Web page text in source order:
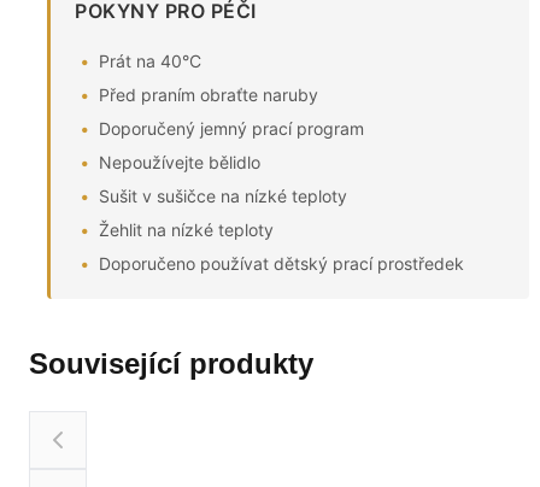
POKYNY PRO PÉČI
Prát na 40°C
Před praním obraťte naruby
Doporučený jemný prací program
Nepoužívejte bělidlo
Sušit v sušičce na nízké teploty
Žehlit na nízké teploty
Doporučeno používat dětský prací prostředek
Související produkty